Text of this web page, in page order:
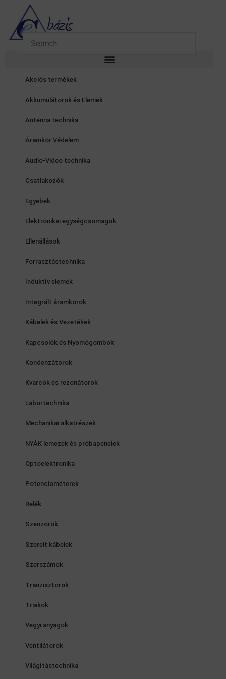
content
Akciós termékek
Akkumulátorok és Elemek
Antenna technika
Áramkör Védelem
Audio-Video technika
Csatlakozók
Egyebek
Elektronikai egységcsomagok
Ellenállások
Forrasztástechnika
Induktív elemek
Integrált áramkörök
Kábelek és Vezetékek
Kapcsolók és Nyomógombok
Kondenzátorok
Kvarcok és rezonátorok
Labortechnika
Mechanikai alkatrészek
NYÁK lemezek és próbapenelek
Optoelektronika
Potenciométerek
Relék
Szenzorok
Szerelt kábelek
Szerszámok
Tranzisztorok
Triakok
Vegyi anyagok
Ventilátorok
Világítástechnika